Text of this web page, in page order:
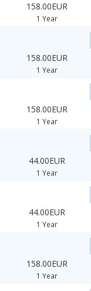
158.00EUR
1 Year
158.00EUR
1 Year
158.00EUR
1 Year
44.00EUR
1 Year
44.00EUR
1 Year
158.00EUR
1 Year